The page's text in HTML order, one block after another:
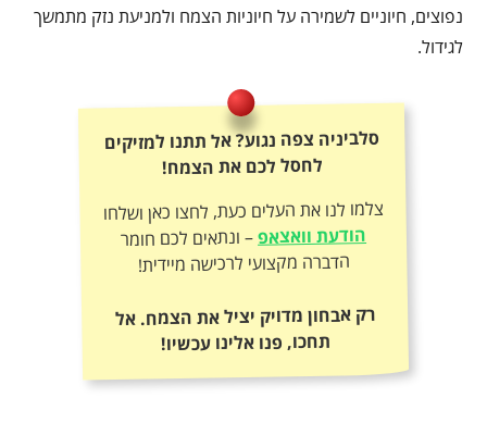
נפוצים, חיוניים לשמירה על חיוניות הצמח ולמניעת נזק מתמשך
לגידול.
סלביניה צפה נגוע? אל תתנו למזיקים
לחסל לכם את הצמח!
צלמו לנו את העלים כעת, לחצו כאן ושלחו
הודעת וואצאפ– ונתאים לכם חומר
הדברה מקצועי לרכישה מיידית!
רק אבחון מדויק יציל את הצמח. אל
תחכו, פנו אלינו עכשיו!